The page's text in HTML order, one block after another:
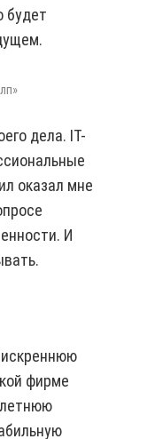
будет
дела. IT-
оказал мне
И
фирме